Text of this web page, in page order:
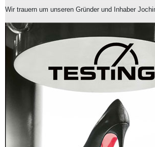
Wir trauern um unseren Gründer und Inhaber